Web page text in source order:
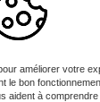
améliorer votre
le bon
aident à